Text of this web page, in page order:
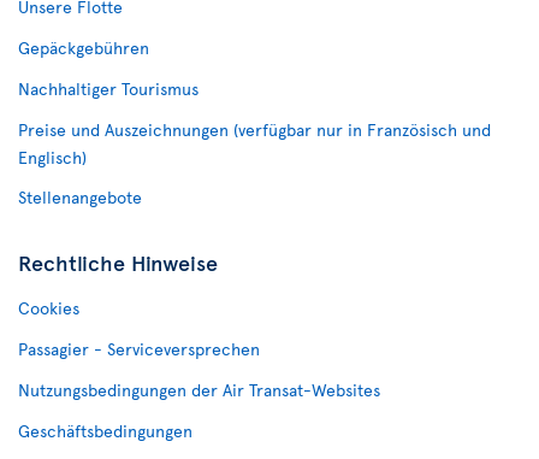
Unsere Flotte
Gepäckgebühren
Nachhaltiger Tourismus
Preise und Auszeichnungen (verfügbar nur in Französisch und
Englisch)
Stellenangebote
Rechtliche Hinweise
Cookies
Passagier - Serviceversprechen
Nutzungsbedingungen der Air Transat-Websites
Geschäftsbedingungen